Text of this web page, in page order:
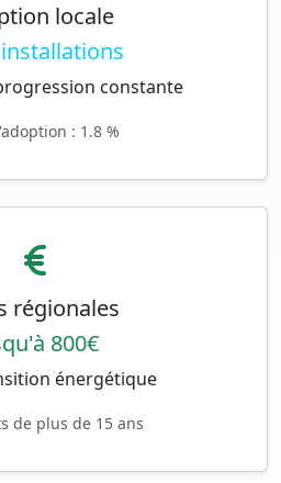
locale
constante
: 1.8 %
régionales
800€
énergétique
de plus de 15 ans